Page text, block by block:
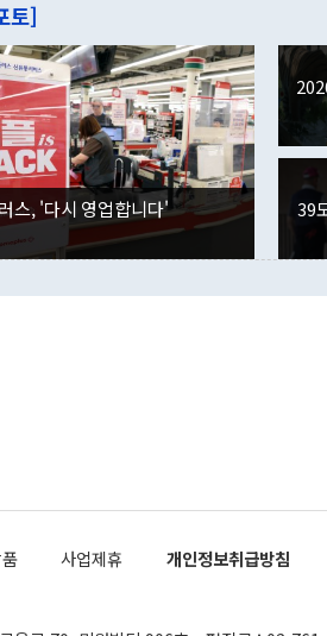
이 9월 러시아
며 "정부 차원에
은 "그것은 외교
잘랐다. 정 장관
않았다는 점에
사합의 복원, 4
권이라는 지적
뒤 "여기 업무보
부의 한 소식통
를 거쳐 결정된
련 부처 장관이
하고 대통령의
이나 미국은 북
공하는 방식으
협상에 관여했
였던 올해 3월
인의 해외투자
각각 증가했다.
국인의 국내 주
감소하며 전월(-
경신했다. 외국
분기 말 만기도
다. 내국인의 해
다.
토]
스, '다시 영업합니다' 39
사업제휴 개인정보취급방침